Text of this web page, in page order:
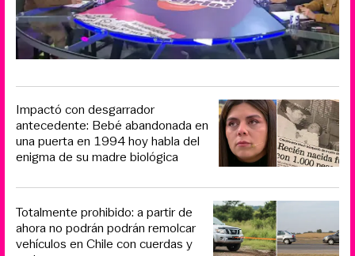
Impactó con desgarrador
antecedente: Bebé abandonada en
una puerta en 1994 hoy habla del
enigma de su madre biológica
Totalmente prohibido: a partir de
ahora no podrán podrán remolcar
vehículos en Chile con cuerdas y